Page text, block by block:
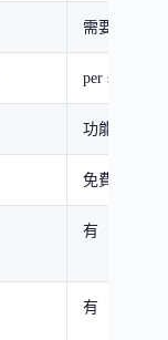
需要 sudo
per server
功能豐富但
免費（所有
有
有